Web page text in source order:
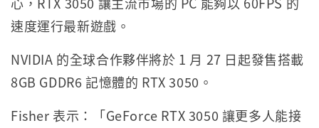
速度運行最新遊戲。
NVIDIA 的全球合作夥伴將於 1 月 27 日起發售搭載
8GB GDDR6 記憶體的 RTX 3050。
Fisher 表示：「GeForce RTX 3050 讓更多人能接